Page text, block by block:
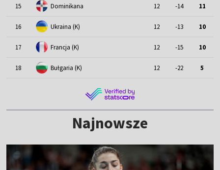
15 Dominikana 12 -14 11
16 Ukraina (K) 12 -13 10
17 Francja (K) 12 -15 10
18 Bułgaria (K) 12 -22 5
Najnowsze